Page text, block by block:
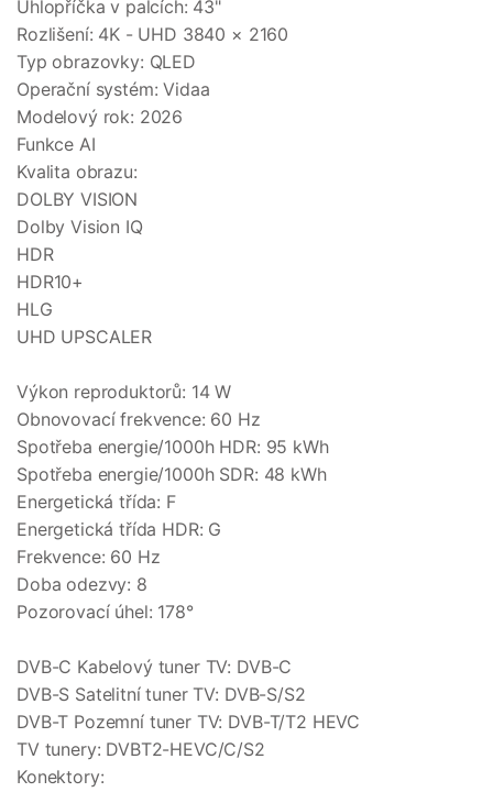
Úhlopříčka v palcích: 43"
Rozlišení: 4K - UHD 3840 × 2160
Typ obrazovky: QLED
Operační systém: Vidaa
Modelový rok: 2026
Funkce AI
Kvalita obrazu:
DOLBY VISION
Dolby Vision IQ
HDR
HDR10+
HLG
UHD UPSCALER
Výkon reproduktorů: 14 W
Obnovovací frekvence: 60 Hz
Spotřeba energie/1000h HDR: 95 kWh
Spotřeba energie/1000h SDR: 48 kWh
Energetická třída: F
Energetická třída HDR: G
Frekvence: 60 Hz
Doba odezvy: 8
Pozorovací úhel: 178°
DVB-C Kabelový tuner TV: DVB-C
DVB-S Satelitní tuner TV: DVB-S/S2
DVB-T Pozemní tuner TV: DVB-T/T2 HEVC
TV tunery: DVBT2-HEVC/C/S2
Konektory: